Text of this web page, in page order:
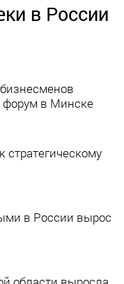
в России
в Минске
в России вырос